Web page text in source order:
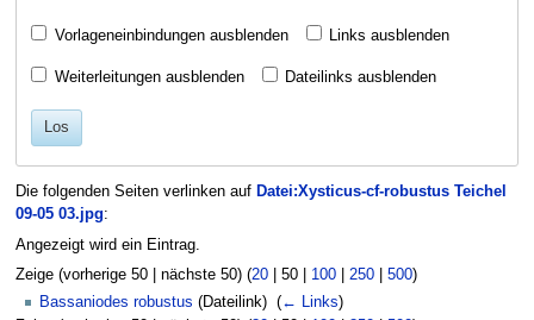
Vorlageneinbindungen ausblenden Links ausblenden
Weiterleitungen ausblenden Dateilinks ausblenden
Los
Die folgenden Seiten verlinken auf Datei:Xysticus-cf-robustus Teichel
09-05 03.jpg:
Angezeigt wird ein Eintrag.
Zeige (vorherige 50| nächste 50) (20| 50| 100| 250| 500)
Bassaniodes robustus (Dateilink) ‎ (← Links)